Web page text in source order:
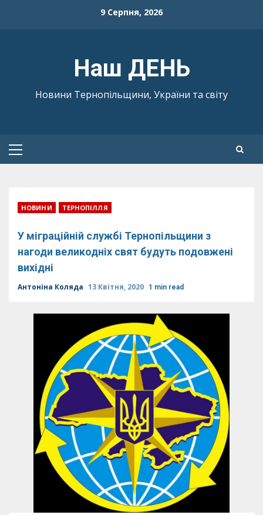
9 Серпня, 2026
Наш ДЕНЬ
Новини Тернопільщини, України та світу
Primary
НОВИНИ ТЕРНОПІЛЛЯ
У міграційній службі Тернопільщини з
нагоди великодніх свят будуть подовжені
вихідні
Антоніна Коляда 13 Квітня, 2020 1 min read